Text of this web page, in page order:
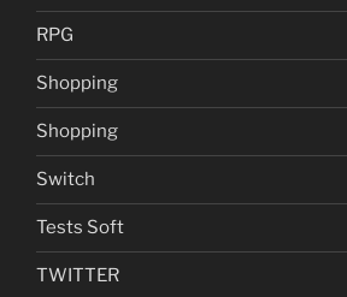
RPG
Shopping
Shopping
Switch
Tests Soft
TWITTER